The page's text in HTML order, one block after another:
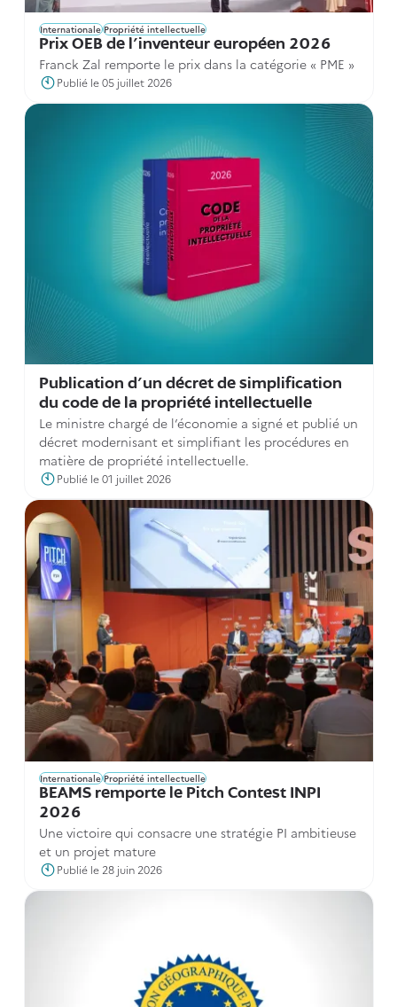
Prix OEB de l'inventeur européen 2026
Franck Zal remporte le prix dans la catégorie « PME »
Publié le 05 juillet 2026
InternationalePropriété intellectuelle
Publication d'un décret de simplification
du code de la propriété intellectuelle
Le ministre chargé de l’économie a signé et publié un
décret modernisant et simplifiant les procédures en
matière de propriété intellectuelle.
Publié le 01 juillet 2026
BEAMS remporte le Pitch Contest INPI
2026
Une victoire qui consacre une stratégie PI ambitieuse
et un projet mature
Publié le 28 juin 2026
InternationalePropriété intellectuelle